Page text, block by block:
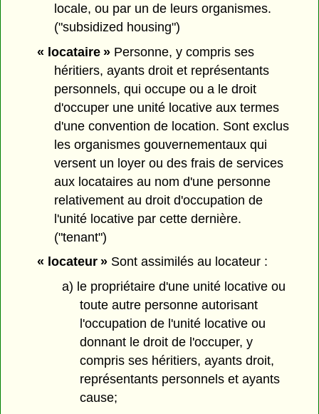
locale, ou par un de leurs organismes.
("subsidized housing")
« locataire »Personne, y compris ses
héritiers, ayants droit et représentants
personnels, qui occupe ou a le droit
d'occuper une unité locative aux termes
d'une convention de location. Sont exclus
les organismes gouvernementaux qui
versent un loyer ou des frais de services
aux locataires au nom d'une personne
relativement au droit d'occupation de
l'unité locative par cette dernière.
("tenant")
« locateur »Sont assimilés au locateur :
a) le propriétaire d'une unité locative ou
toute autre personne autorisant
l'occupation de l'unité locative ou
donnant le droit de l'occuper, y
compris ses héritiers, ayants droit,
représentants personnels et ayants
cause;